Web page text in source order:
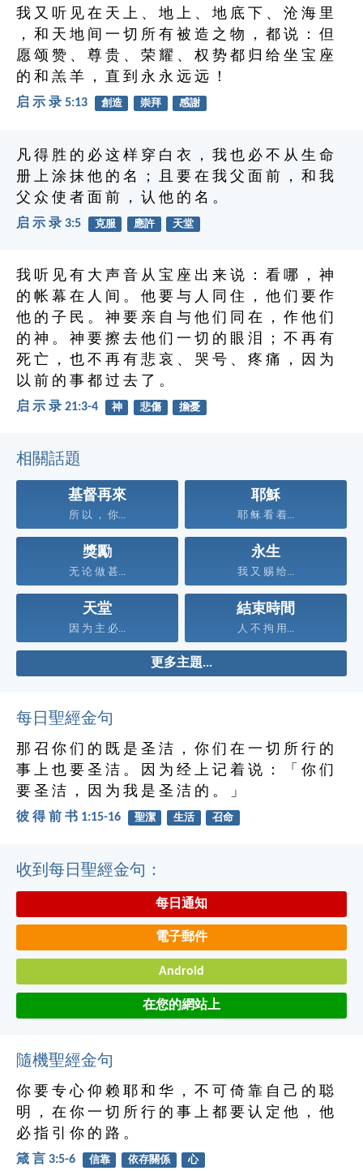
我 又 听 见 在 天 上 、 地 上 、 地 底 下 、 沧 海 里
， 和 天 地 间 一 切 所 有 被 造 之 物 ， 都 说 ： 但
愿 颂 赞 、 尊 贵 、 荣 耀 、 权 势 都 归 给 坐 宝 座
的 和 羔 羊 ， 直 到 永 永 远 远 ！
启 示 录 5:13 創造 崇拜 感謝
凡 得 胜 的 必 这 样 穿 白 衣 ， 我 也 必 不 从 生 命
册 上 涂 抹 他 的 名 ； 且 要 在 我 父 面 前 ， 和 我
父 众 使 者 面 前 ， 认 他 的 名 。
启 示 录 3:5 克服 應許 天堂
我 听 见 有 大 声 音 从 宝 座 出 来 说 ： 看 哪 ， 神
的 帐 幕 在 人 间 。 他 要 与 人 同 住 ， 他 们 要 作
他 的 子 民 。 神 要 亲 自 与 他 们 同 在 ， 作 他 们
的 神 。 神 要 擦 去 他 们 一 切 的 眼 泪 ； 不 再 有
死 亡 ， 也 不 再 有 悲 哀 、 哭 号 、 疼 痛 ， 因 为
以 前 的 事 都 过 去 了 。
启 示 录 21:3-4 神 悲傷 擔憂
相關話題
基督再來
所 以 ， 你...
耶穌
耶 稣 看 着...
獎勵
无 论 做 甚...
永生
我 又 赐 给...
天堂
因 为 主 必...
結束時間
人 不 拘 用...
更多主題...
每日聖經金句
那 召 你 们 的 既 是 圣 洁 ， 你 们 在 一 切 所 行 的
事 上 也 要 圣 洁 。 因 为 经 上 记 着 说 ： 「 你 们
要 圣 洁 ， 因 为 我 是 圣 洁 的 。 」
彼 得 前 书 1:15-16 聖潔 生活 召命
收到每日聖經金句：
每日通知
電子郵件
Android
在您的網站上
隨機聖經金句
你 要 专 心 仰 赖 耶 和 华 ， 不 可 倚 靠 自 己 的 聪
明 ， 在 你 一 切 所 行 的 事 上 都 要 认 定 他 ， 他
必 指 引 你 的 路 。
箴 言 3:5-6 信靠 依存關係 心